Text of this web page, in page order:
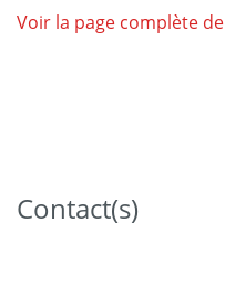
Voir la page complète
Contact(s)